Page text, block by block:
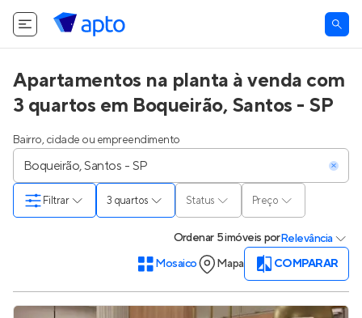
Apartamentos na planta à venda com
3 quartos em Boqueirão, Santos - SP
Bairro, cidade ou empreendimento
3 quartos Status Preço
Filtrar
Ordenar 5 imóveis porRelevância
Mosaico
Mapa COMPARAR